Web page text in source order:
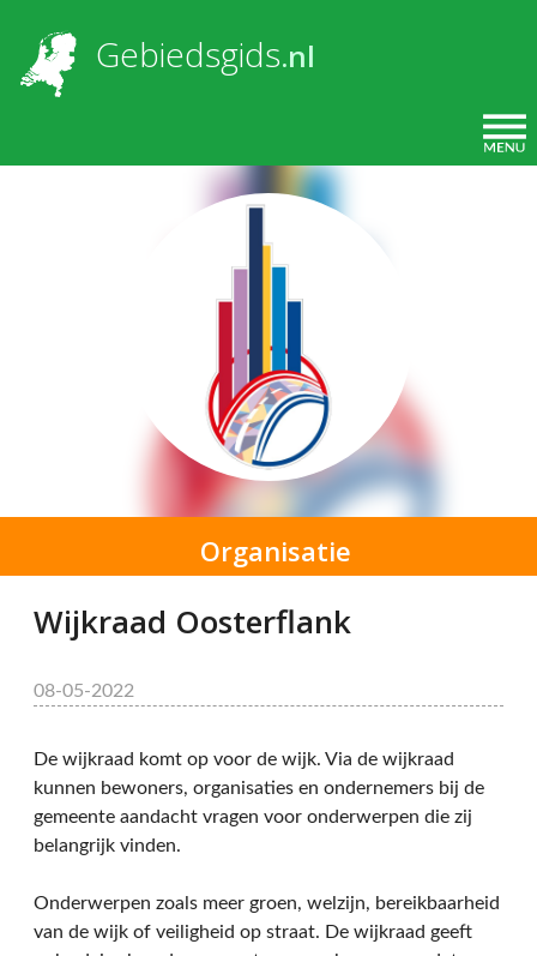
Organisatie
Gebiedsgids.nl
Wijkraad Oosterflank
08-05-2022
De wijkraad komt op voor de wijk. Via de wijkraad
kunnen bewoners, organisaties en ondernemers bij de
gemeente aandacht vragen voor onderwerpen die zij
belangrijk vinden.
Onderwerpen zoals meer groen, welzijn, bereikbaarheid
van de wijk of veiligheid op straat. De wijkraad geeft